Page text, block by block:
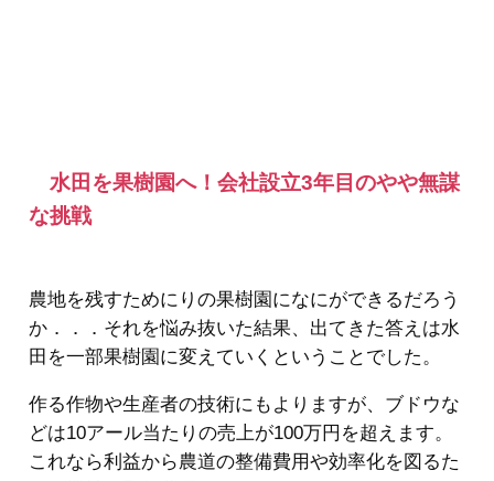
水田を果樹園へ！会社設立3年目のやや無謀
な挑戦
農地を残すためにりの果樹園になにができるだろう
か．．．それを悩み抜いた結果、出てきた答えは水
田を一部果樹園に変えていくということでした。
作る作物や生産者の技術にもよりますが、ブドウな
どは10アール当たりの売上が100万円を超えます。
これなら利益から農道の整備費用や効率化を図るた